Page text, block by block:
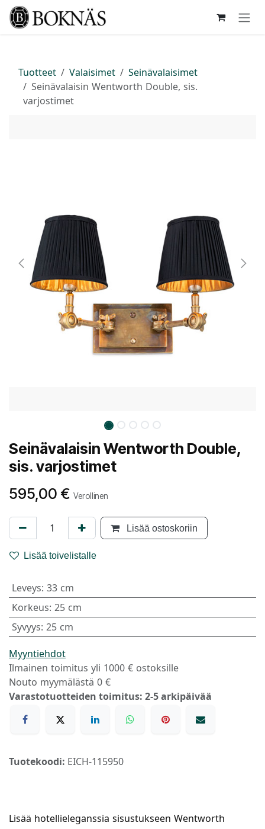
Siirry sisältöön
Tuotteet Valaisimet
Seinävalaisimet
Seinävalaisin Wentworth Double, sis.
varjostimet
Seinävalaisin Wentworth Double,
sis. varjostimet
595,00 € Verollinen
Lisää ostoskoriin
Lisää toivelistalle
Leveys: 33 cm
Korkeus: 25 cm
Syvyys: 25 cm
Myyntiehdot
Ilmainen toimitus yli 1000 € ostoksille
Nouto myymälästä 0 €
Varastotuotteiden toimitus: 2-5 arkipäivää
Tuotekoodi: EICH-115950
Lisää hotellieleganssia sisustukseen Wentworth